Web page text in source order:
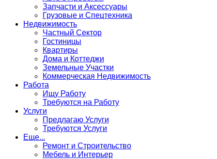
Запчасти и Аксессуары
Грузовые и Спецтехника
Недвижимость
Частный Сектор
Гостиницы
Квартиры
Дома и Коттеджи
Земельные Участки
Коммерческая Недвижимость
Работа
Ищу Работу
Требуются на Работу
Услуги
Предлагаю Услуги
Требуются Услуги
Еще...
Ремонт и Строительство
Мебель и Интерьер